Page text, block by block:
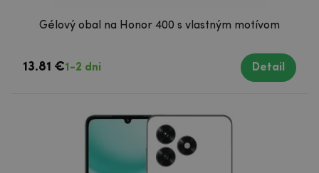
Gélový obal na Honor 400 s vlastným motívom
13.81 €1-2 dni Detail